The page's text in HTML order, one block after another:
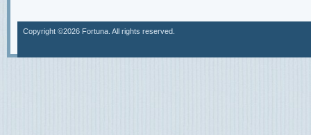
Copyright ©2026 Fortuna. All rights reserved.